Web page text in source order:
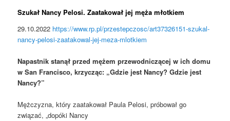
Szukał Nancy Pelosi. Zaatakował jej męża młotkiem
29.10.2022 https://www.rp.pl/przestepczosc/art37326151-szukal-
nancy-pelosi-zaatakowal-jej-meza-mlotkiem
Napastnik stanął przed mężem przewodniczącej w ich domu
w San Francisco, krzycząc: „Gdzie jest Nancy? Gdzie jest
Nancy?”
Mężczyzna, który zaatakował Paula Pelosi, próbował go
związać, „dopóki Nancy